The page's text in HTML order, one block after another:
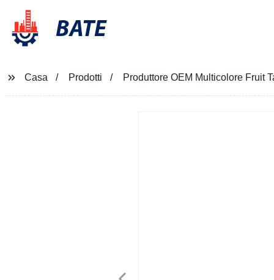
BATE
Casa Prodotti Produttore OEM Multicolore Fruit